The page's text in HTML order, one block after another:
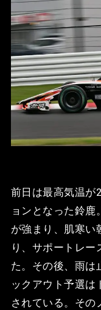
前日は最高気温
ョンとなった鈴
が強まり、肌寒い
り、サポートレー
た。その後、雨は
ックアウト予選
されている。その